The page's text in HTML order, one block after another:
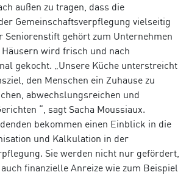
außen zu tragen, dass die
Gemeinschaftsverpflegung vielseitig
Seniorenstift gehört zum Unternehmen
wird frisch und nach
gekocht. „Unsere Küche unterstreicht
den Menschen ein Zuhause zu
abwechslungsreichen und
“, sagt Sacha Moussiaux.
bekommen einen Einblick in die
und Kalkulation in der
Sie werden nicht nur gefördert,
finanzielle Anreize wie zum Beispiel